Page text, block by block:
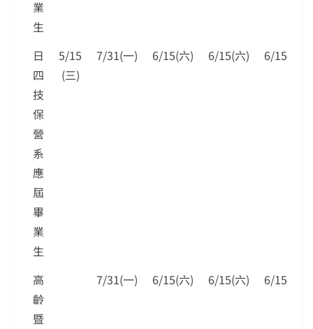
業
生
日
四
技
保
營
系
應
屆
畢
業
生
5/15
(三)
7/31(一) 6/15(六) 6/15(六) 6/15(六)
高
齡
暨
7/31(一) 6/15(六) 6/15(六) 6/15(六)